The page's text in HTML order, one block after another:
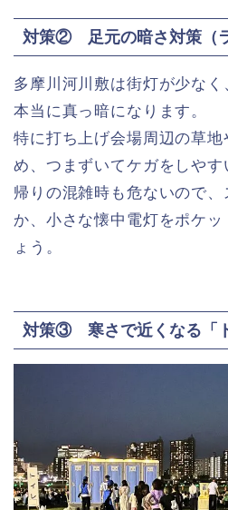
対策② 足元の暗さ対策（ラ
多摩川河川敷は街灯が少な
本当に真っ暗になります。
特に打ち上げ会場周辺の草
め、つまずいてケガをしやす
帰りの混雑時も危ないので、
か、小さな懐中電灯をポケ
ょう。
対策③ 寒さで近くなる「ト